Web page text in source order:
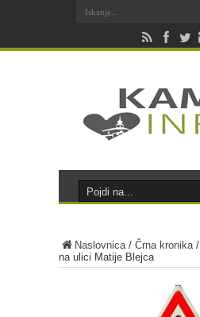
Naslovnica/ Črna kronika/
na ulici Matije Blejca